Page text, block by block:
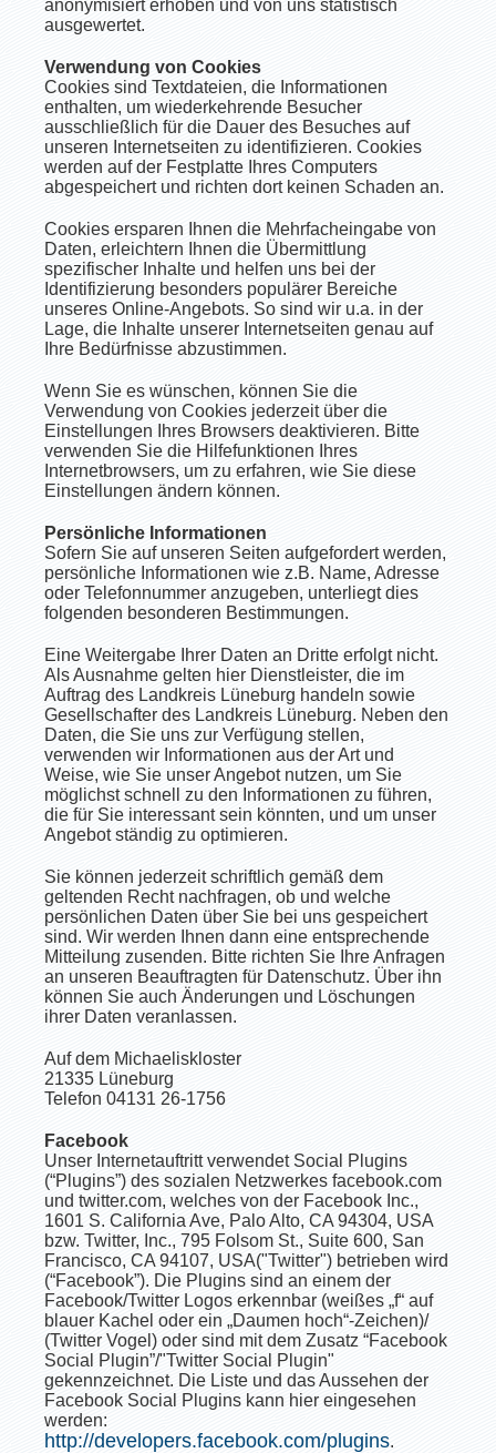
anonymisiert erhoben und von uns statistisch
ausgewertet.
Verwendung von Cookies
Cookies sind Textdateien, die Informationen
enthalten, um wiederkehrende Besucher
ausschließlich für die Dauer des Besuches auf
unseren Internetseiten zu identifizieren. Cookies
werden auf der Festplatte Ihres Computers
abgespeichert und richten dort keinen Schaden an.
Cookies ersparen Ihnen die Mehrfacheingabe von
Daten, erleichtern Ihnen die Übermittlung
spezifischer Inhalte und helfen uns bei der
Identifizierung besonders populärer Bereiche
unseres Online-Angebots. So sind wir u.a. in der
Lage, die Inhalte unserer Internetseiten genau auf
Ihre Bedürfnisse abzustimmen.
Wenn Sie es wünschen, können Sie die
Verwendung von Cookies jederzeit über die
Einstellungen Ihres Browsers deaktivieren. Bitte
verwenden Sie die Hilfefunktionen Ihres
Internetbrowsers, um zu erfahren, wie Sie diese
Einstellungen ändern können.
Persönliche Informationen
Sofern Sie auf unseren Seiten aufgefordert werden,
persönliche Informationen wie z.B. Name, Adresse
oder Telefonnummer anzugeben, unterliegt dies
folgenden besonderen Bestimmungen.
Eine Weitergabe Ihrer Daten an Dritte erfolgt nicht.
Als Ausnahme gelten hier Dienstleister, die im
Auftrag des Landkreis Lüneburg handeln sowie
Gesellschafter des Landkreis Lüneburg. Neben den
Daten, die Sie uns zur Verfügung stellen,
verwenden wir Informationen aus der Art und
Weise, wie Sie unser Angebot nutzen, um Sie
möglichst schnell zu den Informationen zu führen,
die für Sie interessant sein könnten, und um unser
Angebot ständig zu optimieren.
Sie können jederzeit schriftlich gemäß dem
geltenden Recht nachfragen, ob und welche
persönlichen Daten über Sie bei uns gespeichert
sind. Wir werden Ihnen dann eine entsprechende
Mitteilung zusenden. Bitte richten Sie Ihre Anfragen
an unseren Beauftragten für Datenschutz. Über ihn
können Sie auch Änderungen und Löschungen
ihrer Daten veranlassen.
Auf dem Michaeliskloster
21335 Lüneburg
Telefon 04131 26-1756
Facebook
Unser Internetauftritt verwendet Social Plugins
(“Plugins”) des sozialen Netzwerkes facebook.com
und twitter.com, welches von der Facebook Inc.,
1601 S. California Ave, Palo Alto, CA 94304, USA
bzw. Twitter, Inc., 795 Folsom St., Suite 600, San
Francisco, CA 94107, USA("Twitter") betrieben wird
(“Facebook”). Die Plugins sind an einem der
Facebook/Twitter Logos erkennbar (weißes „f“ auf
blauer Kachel oder ein „Daumen hoch“-Zeichen)/
(Twitter Vogel) oder sind mit dem Zusatz “Facebook
Social Plugin”/"Twitter Social Plugin"
gekennzeichnet. Die Liste und das Aussehen der
Facebook Social Plugins kann hier eingesehen
werden:
http://developers.facebook.com/plugins.